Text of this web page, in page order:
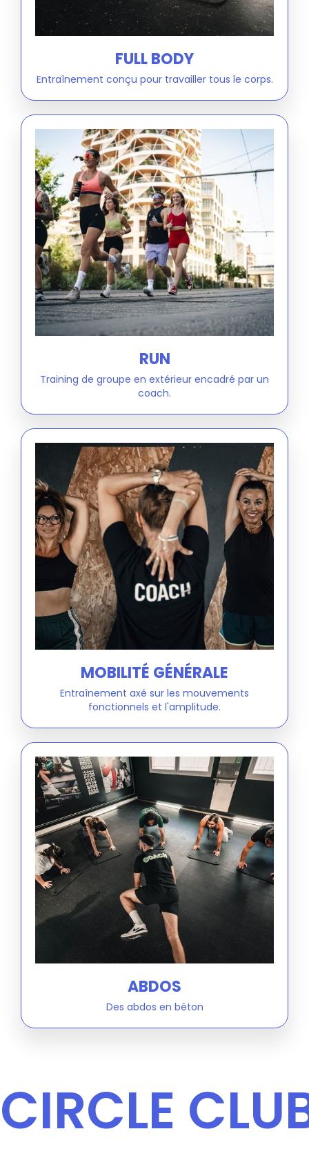
FULL BODY
Entraînement conçu pour travailler tous le corps.
RUN
Training de groupe en extérieur encadré par un
coach.
MOBILITÉ GÉNÉRALE
Entraînement axé sur les mouvements
fonctionnels et l'amplitude.
ABDOS
Des abdos en béton
CIRCLE